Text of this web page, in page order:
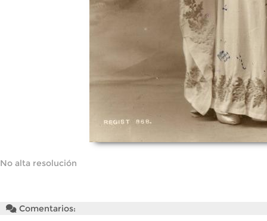
No alta resolución
Comentarios: